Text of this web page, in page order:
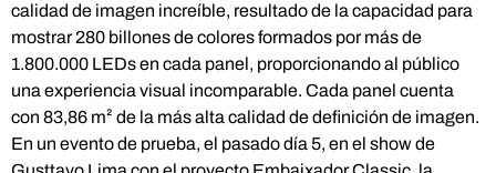
calidad de imagen increíble, resultado de la capacidad para
mostrar 280 billones de colores formados por más de
1.800.000 LEDs en cada panel, proporcionando al público
una experiencia visual incomparable. Cada panel cuenta
con 83,86 m² de la más alta calidad de definición de imagen.
En un evento de prueba, el pasado día 5, en el show de